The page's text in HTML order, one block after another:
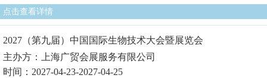
点击查看详情
2027（第九届）中国国际生物技术大会暨展览会
主办方：上海广贸会展服务有限公司
时间：2027-04-23-2027-04-25